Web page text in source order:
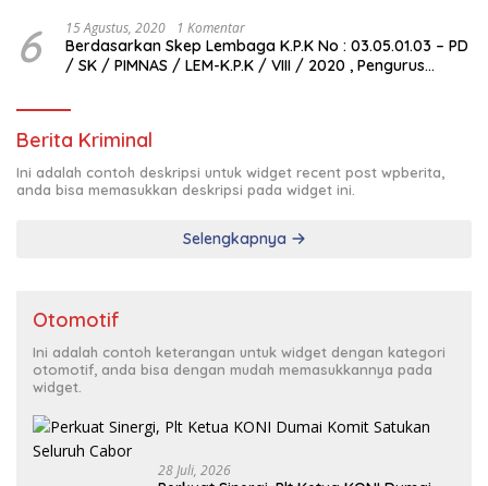
6 15 Agustus, 2020 1 Komentar
Berdasarkan Skep Lembaga K.P.K No : 03.05.01.03 – PD
/ SK / PIMNAS / LEM-K.P.K / VIII / 2020 , Pengurus
Berita Kriminal
Ini adalah contoh deskripsi untuk widget recent post wpberita,
anda bisa memasukkan deskripsi pada widget ini.
Selengkapnya
Otomotif
Ini adalah contoh keterangan untuk widget dengan kategori
otomotif, anda bisa dengan mudah memasukkannya pada
widget.
28 Juli, 2026